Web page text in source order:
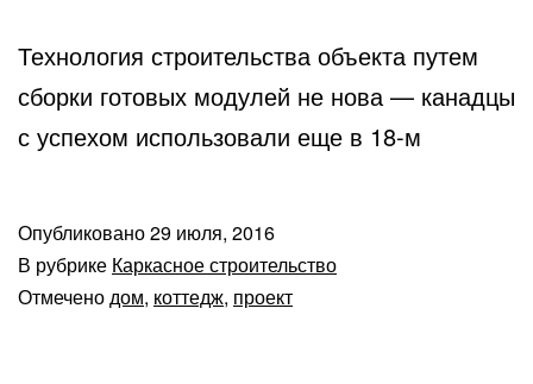
Технология строительства объекта путем
сборки готовых модулей не нова — канадцы
с успехом использовали еще в 18-м
Опубликовано29 июля, 2016
В рубрике Каркасное строительство
Отмечено дом, коттедж, проект